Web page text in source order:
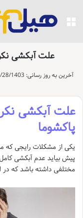
منو
علت آبکشی
آخرین به روز رسانی: 08/28/1403
علت آبکشی
پاکشوما
یکی از مشکلات رایجی که
پیش بیاید عدم آبکشی
مختلفی داشته باشد که در